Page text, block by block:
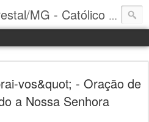
Caê Texugueiro, Florestal/MG - Católico Praticante
vos&quot; - Oração de
a Nossa Senhora